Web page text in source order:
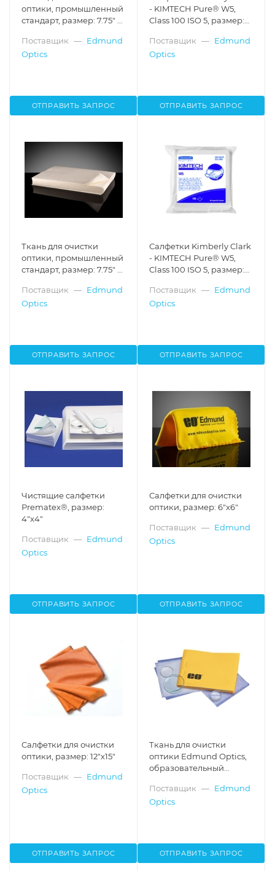
оптики, промышленный
стандарт, размер: 7.75" x
Поставщик — Edmund
Optics
ОТПРАВИТЬ ЗАПРОС
- KIMTECH Pure® W5,
Class 100 ISO 5, размер:
Optics
Поставщик — Edmund
Optics
ОТПРАВИТЬ ЗАПРОС
Ткань для очистки
оптики, промышленный
стандарт, размер: 7.75" x
Поставщик — Edmund
Optics
ОТПРАВИТЬ ЗАПРОС
Салфетки Kimberly Clark
- KIMTECH Pure® W5,
Class 100 ISO 5, размер:
Optics
Поставщик — Edmund
Optics
ОТПРАВИТЬ ЗАПРОС
Чистящие салфетки
Prematex®, размер:
4"x4"
Поставщик — Edmund
Optics
ОТПРАВИТЬ ЗАПРОС
Салфетки для очистки
оптики, размер: 6"х6"
Поставщик — Edmund
Optics
ОТПРАВИТЬ ЗАПРОС
Салфетки для очистки
оптики, размер: 12"х15"
Поставщик — Edmund
Optics
ОТПРАВИТЬ ЗАПРОС
Ткань для очистки
оптики Edmund Optics,
образовательный
Поставщик — Edmund
Optics
ОТПРАВИТЬ ЗАПРОС